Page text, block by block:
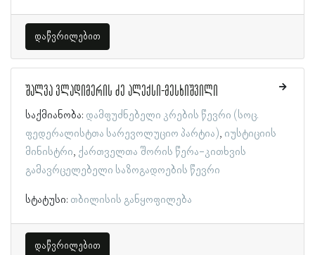
დაწვრილებით
შალვა ვლადიმერის ძე ალექსი-მესხიშვილი
საქმიანობა: დამფუძნებელი კრების წევრი (სოც.
ფედერალისტთა სარევოლუციო პარტია) იუსტიციის
მინისტრი ქართველთა შორის წერა-კითხვის
გამავრცელებელი საზოგადოების წევრი
სტატუსი: თბილისის განყოფილება
დაწვრილებით